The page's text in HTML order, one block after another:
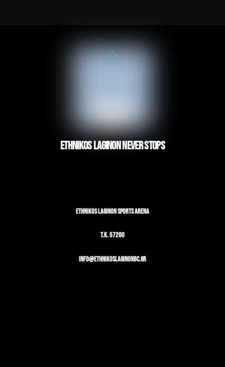
Back
ETHNIKOS LAGINON NEVER STOPS
ETHNIKOS LAGINON SPORTS ARENA
T.K. 57200
info@ethnikoslaginonbc.gr